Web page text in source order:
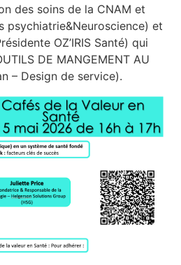
des soins de la CNAM et
psychiatrie&Neuroscience) et
OZ’IRIS Santé) qui
DE MANGEMENT AU
– Design de service).